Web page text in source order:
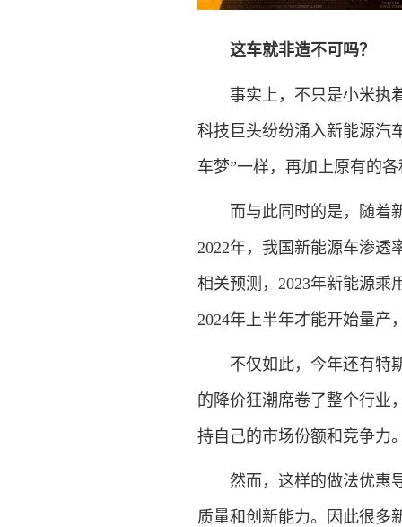
这车就非造不可吗？
事实上，不只是小米执着
科技巨头纷纷涌入新能源汽
车梦”一样，再加上原有的
而与此同时的是，随着新
2022年，我国新能源车渗透
相关预测，2023年新能源乘
2024年上半年才能开始量产
不仅如此，今年还有特斯
的降价狂潮席卷了整个行业
持自己的市场份额和竞争力
然而，这样的做法优惠导
质量和创新能力。因此很多